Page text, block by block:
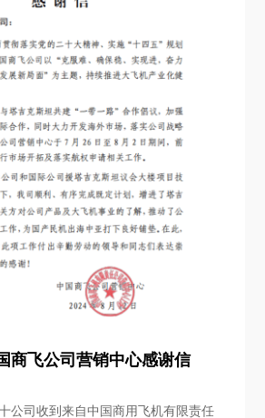
商飞公司营销中心感谢信
公司收到来自中国商用飞机有限责任